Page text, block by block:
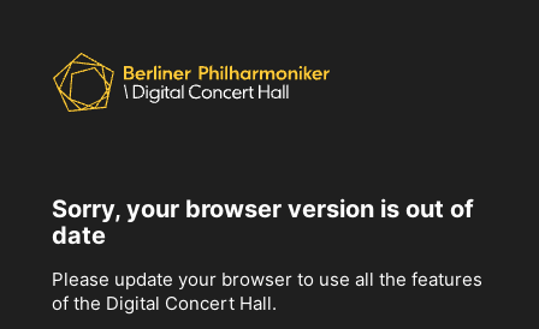
Sorry, your browser version is out of
date
Please update your browser to use all the features
of the Digital Concert Hall.